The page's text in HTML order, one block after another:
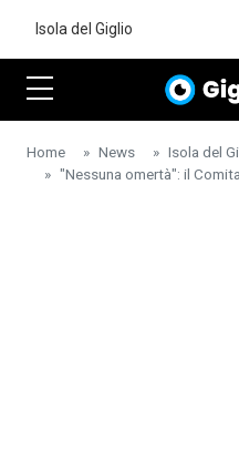
Isola del Giglio
Home News Isola del
"Nessuna omertà": il